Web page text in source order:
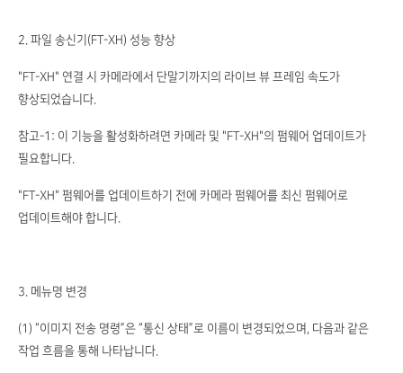
2. 파일 송신기(FT-XH) 성능 향상
"FT-XH" 연결 시 카메라에서 단말기까지의 라이브 뷰 프레임 속도가
향상되었습니다.
참고-1: 이 기능을 활성화하려면 카메라 및 "FT-XH"의 펌웨어 업데이트가
필요합니다.
"FT-XH" 펌웨어를 업데이트하기 전에 카메라 펌웨어를 최신 펌웨어로
업데이트해야 합니다.
3. 메뉴명 변경
(1) “이미지 전송 명령”은 “통신 상태”로 이름이 변경되었으며, 다음과 같은
작업 흐름을 통해 나타납니다.